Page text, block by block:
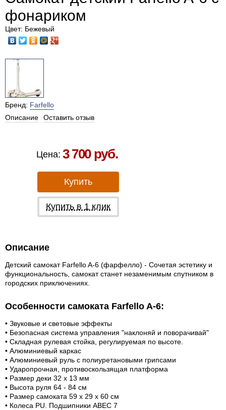
фонариком
Цвет: Бежевый
Бренд: Farfello
Описание
Оставить отзыв
Цена: 3 700 руб.
Купить
Купить в 1 клик
Описание
Детский самокат Farfello A-6 (фарфелло) - Сочетая эстетику и
функциональность, самокат станет незаменимым спутником в
городских приключениях.
Особенности самоката Farfello A-6:
• Звуковые и световые эффекты
• Безопасная система управления "наклоняй и поворачивай"
• Складная рулевая стойка, регулируемая по высоте.
• Алюминиевый каркас
• Алюминиевый руль с полиуретановыми грипсами
• Ударопрочная, противоскользящая платформа
• Размер деки 32 х 13 мм
• Высота руля 64 - 84 см
• Размер самоката 59 х 29 х 60 см
• Колеса PU. Подшипники ABEC 7